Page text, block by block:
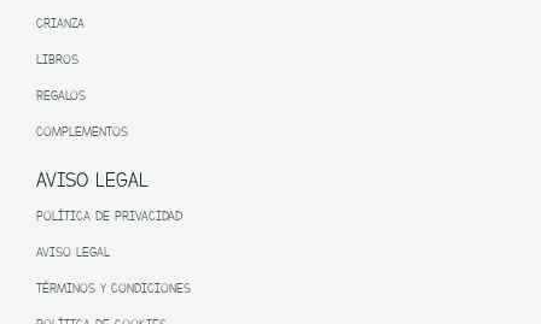
CRIANZA
LIBROS
REGALOS
COMPLEMENTOS
AVISO LEGAL
POLÍTICA DE PRIVACIDAD
AVISO LEGAL
TÉRMINOS Y CONDICIONES